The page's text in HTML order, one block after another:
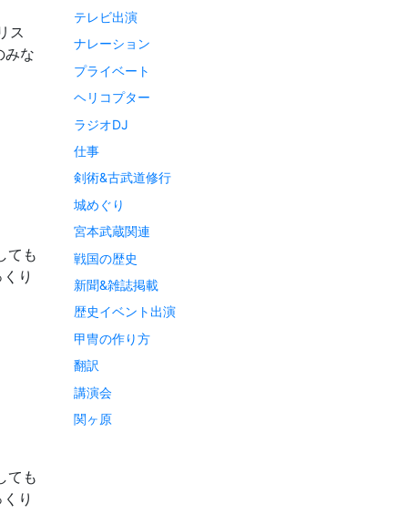
ス
みな
ても
り
ても
り
テレビ出演
ナレーション
プライベート
ヘリコプター
ラジオDJ
仕事
剣術&古武道修行
城めぐり
宮本武蔵関連
戦国の歴史
新聞&雑誌掲載
歴史イベント出演
甲冑の作り方
翻訳
講演会
関ヶ原